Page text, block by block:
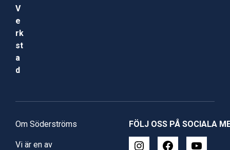
V
e
rk
st
a
d
Om Söderströms
Vi är en av
FÖLJ OSS PÅ SOCIALA